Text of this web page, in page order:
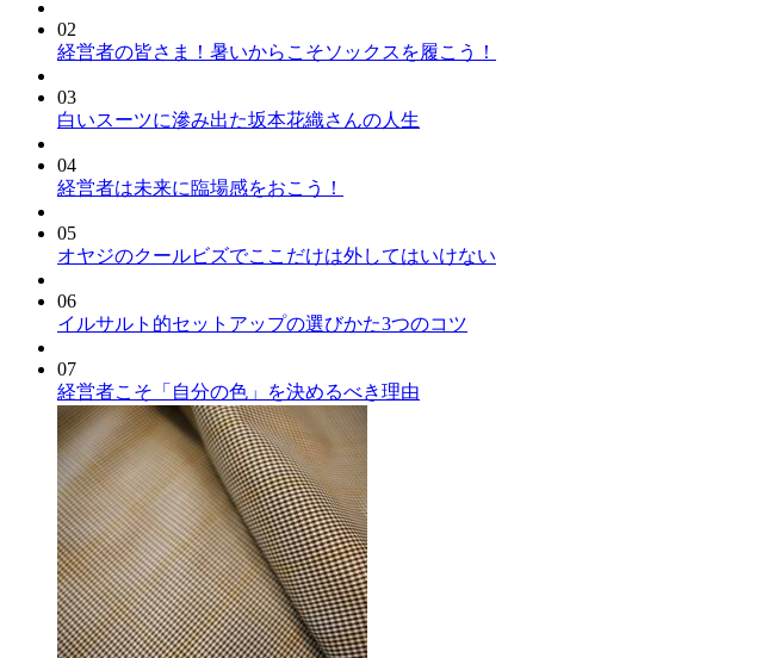
02
経営者の皆さま！暑いからこそソックスを履こう！
03
白いスーツに滲み出た坂本花織さんの人生
04
経営者は未来に臨場感をおこう！
05
オヤジのクールビズでここだけは外してはいけない
06
イルサルト的セットアップの選びかた3つのコツ
07
経営者こそ「自分の色」を決めるべき理由